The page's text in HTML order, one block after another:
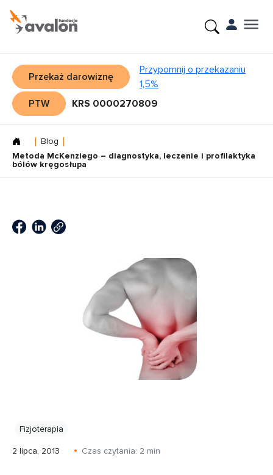
Przekaż darowiznę
Przypomnij o przekazaniu
1,5%
PTW
KRS 0000270809
Blog
Metoda McKenziego – diagnostyka, leczenie i profilaktyka
bólów kręgosłupa
Fizjoterapia
2 lipca, 2013 Czas czytania: 2 min